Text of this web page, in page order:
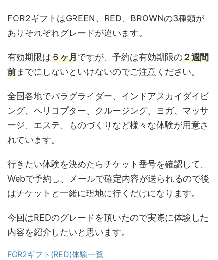
FOR2ギフトはGREEN、RED、BROWNの3種類が
ありそれぞれグレードが違います。
有効期限は６ヶ月ですが、予約は有効期限の２週間
前までにしないといけないのでご注意ください。
全国各地でパラグライダー、インドアスカイダイビ
ング、ヘリコプター、クルージング、ヨガ、マッサ
ージ、エステ、ものづくりなど様々な体験が用意さ
れています。
行きたい体験を決めたらチケット番号を確認して、
Webで予約し、メールで確定内容が送られるので後
はチケットと一緒に現地に行くだけになります。
今回はREDのグレードを頂いたので実際に体験した
内容を紹介したいと思います。
FOR2ギフト(RED)体験一覧